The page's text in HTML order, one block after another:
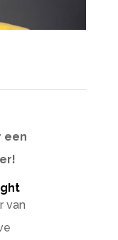
een
van